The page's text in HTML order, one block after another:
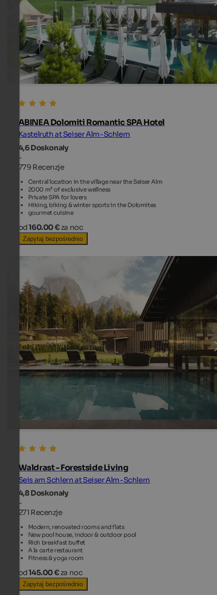
ABINEA Dolomiti Romantic SPA Hotel
Kastelruth at Seiser Alm-Schlern
4,6Doskonały
-
779 Recenzje
Central location in the village near the Seiser Alm
2000 m² of exclusive wellness
Private SPA for lovers
Hiking, biking & winter sports in the Dolomites
gourmet cuisine
od160.00 € za noc
Zapytaj bezpośrednio
Waldrast - Forestside Living
Seis am Schlern at Seiser Alm-Schlern
4,8Doskonały
-
271 Recenzje
Modern, renovated rooms and flats
New pool house, indoor & outdoor pool
Rich breakfast buffet
A la carte restaurant
Fitness & yoga room
od145.00 € za noc
Zapytaj bezpośrednio